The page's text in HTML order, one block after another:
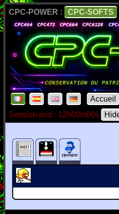
CPC-POWER : CPC-SOFTS
Accueil
Session end : 12h00m00s